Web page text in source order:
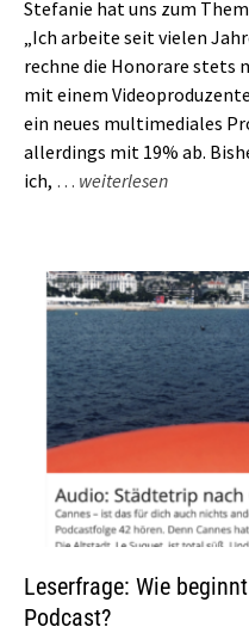
Stefanie hat uns zum
„Ich arbeite seit vielen
rechne die Honorare stets
mit einem
ein neues multimediales
allerdings mit 19% ab.
ich, … weiterlesen
Leserfrage: Wie
Podcast?